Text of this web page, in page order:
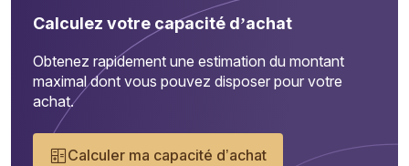
Calculez votre capacité d’achat
Obtenez rapidement une estimation du montant
maximal dont vous pouvez disposer pour votre
achat.
Calculer ma capacité d’achat